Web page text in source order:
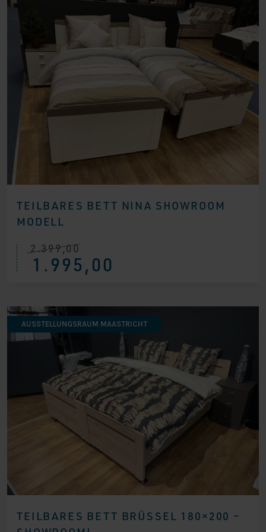
TEILBARES BETT NINA SHOWROOM
MODELL
2.399,00
Ursprünglicher
Preis
war:1.995,00
Aktueller
Preis
ist:
TEILBARES BETT BRÜSSEL 180×200 –
AUSSTELLUNGSRAUM MAASTRICHT